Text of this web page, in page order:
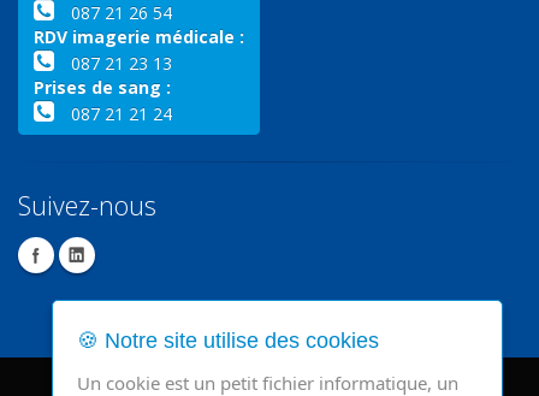
087 21 26 54
RDV imagerie médicale :
087 21 23 13
Prises de sang :
087 21 21 24
Suivez-nous
🍪 Notre site utilise des cookies
Un cookie est un petit fichier informatique, un